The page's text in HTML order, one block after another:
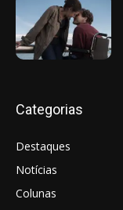
Categorias
Destaques
Notícias
Colunas